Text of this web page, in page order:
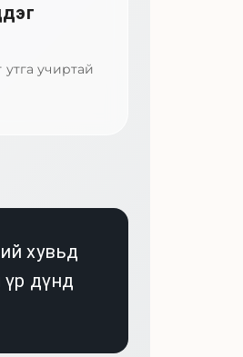
учиртай
хувьд
үр дүнд